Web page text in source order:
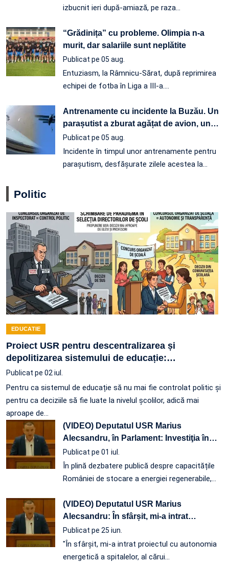
izbucnit ieri după-amiază, pe raza…
“Grădinița” cu probleme. Olimpia n-a
murit, dar salariile sunt neplătite
Publicat pe 05 aug.
Entuziasm, la Râmnicu-Sărat, după reprimirea
echipei de fotba în Liga a III-a.…
Antrenamente cu incidente la Buzău. Un
parașutist a zburat agățat de avion, un…
Publicat pe 05 aug.
Incidente în timpul unor antrenamente pentru
parașutism, desfășurate zilele acestea la…
Politic
EDUCATIE
Proiect USR pentru descentralizarea și
depolitizarea sistemului de educație:…
Publicat pe 02 iul.
Pentru ca sistemul de educație să nu mai fie controlat politic și
pentru ca deciziile să fie luate la nivelul școlilor, adică mai
aproape de…
(VIDEO) Deputatul USR Marius
Alecsandru, în Parlament: Investiţia în…
Publicat pe 01 iul.
În plină dezbatere publică despre capacitățile
României de stocare a energiei regenerabile,…
(VIDEO) Deputatul USR Marius
Alecsandru: În sfârșit, mi-a intrat…
Publicat pe 25 iun.
"În sfârșit, mi-a intrat proiectul cu autonomia
energetică a spitalelor, al cărui…